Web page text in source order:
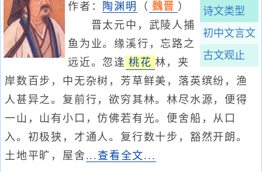
诗文类型
初中文言文
古文观止
作者： 陶渊明 （ 魏晋 ）
晋太元中，武陵人捕
鱼为业。缘溪行，忘路之
远近。忽逢 桃花 林，夹
岸数百步，中无杂树，芳草鲜美，落英缤纷，渔
人甚异之。复前行，欲穷其林。林尽水源，便得
一山，山有小口，仿佛若有光。便舍船，从口
入。初极狭，才通人。复行数十步，豁然开朗。
土地平旷，屋舍 ...查看全文...